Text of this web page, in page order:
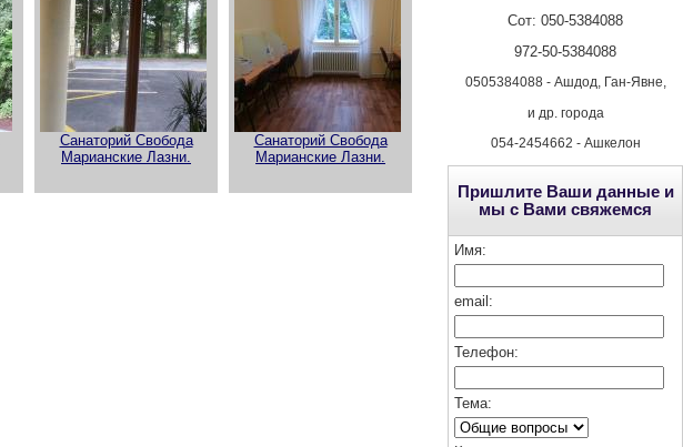
Санаторий Свобода
Марианские Лазни.
Санаторий Свобода
Марианские Лазни.
Сот: 050-5384088
972-50-5384088
0505384088 - Ашдод, Ган-Явне,
и др. города
054-2454662 - Ашкелон
Пришлите Ваши данные и
мы с Вами свяжемся
Имя:
email:
Телефон:
Тема: